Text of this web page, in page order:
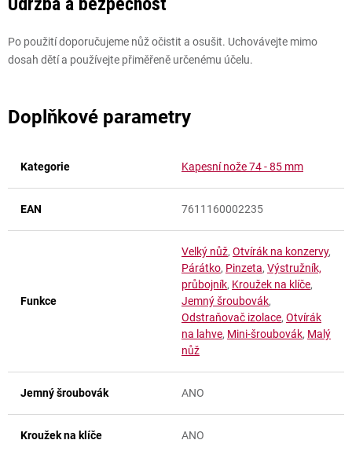
Po použití doporučujeme nůž očistit a osušit. Uchovávejte mimo
dosah dětí a používejte přiměřeně určenému účelu.
Doplňkové parametry
Kategorie Kapesní nože 74 - 85 mm
EAN 7611160002235
Funkce
Velký nůž, Otvírák na konzervy,
Párátko, Pinzeta, Výstružník,
průbojník, Kroužek na klíče,
Jemný šroubovák,
Odstraňovač izolace, Otvírák
na lahve, Mini-šroubovák, Malý
nůž
Jemný šroubovák ANO
Kroužek na klíče ANO